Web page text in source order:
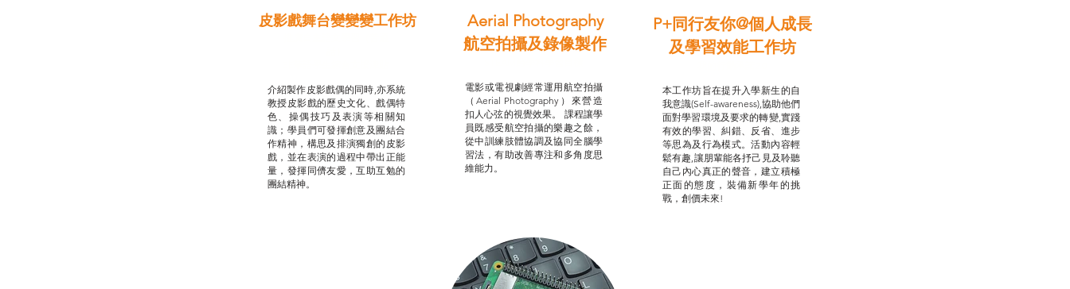
皮影戲舞台變變變工作坊
介紹製作皮影戲偶的同時,亦系統
教授皮影戲的歷史文化、戲偶特
色、操偶技巧及表演等相關知
識；學員們可發揮創意及團結合
作精神，構思及排演獨創的皮影
戲，並在表演的過程中帶出正能
量，發揮同儕友愛，互助互勉的
團結精神。
Aerial Photography
航空拍攝及錄像製作
電影或電視劇經常運用航空拍攝
（Aerial Photography）來營造
扣人心弦的視覺效果。 課程讓學
員既感受航空拍攝的樂趣之餘，
從中訓練肢體協調及協同全腦學
習法，有助改善專注和多角度思
維能力。
P+同行友你@個人成長
及學習效能工作坊
本工作坊旨在提升入學新生的自
我意識(Self-awareness),協助他們
面對學習環境及要求的轉變,實踐
有效的學習、糾錯、反省、進步
等思為及行為模式。活動內容輕
鬆有趣,讓朋輩能各抒己見及聆聽
自己內心真正的聲音，建立積極
正面的態度，裝備新學年的挑
戰，創價未來!